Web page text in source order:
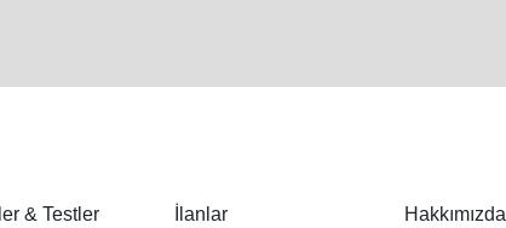
& Testler İlanlar Hakkımızda